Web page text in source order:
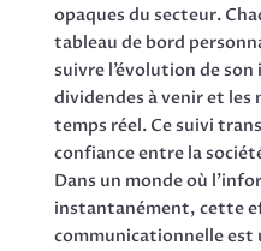
opaques du secteur.
tableau de bord
suivre l’évolution de
dividendes à venir et les
temps réel. Ce suivi
confiance entre la
Dans un monde où
instantanément, cette
communicationnelle